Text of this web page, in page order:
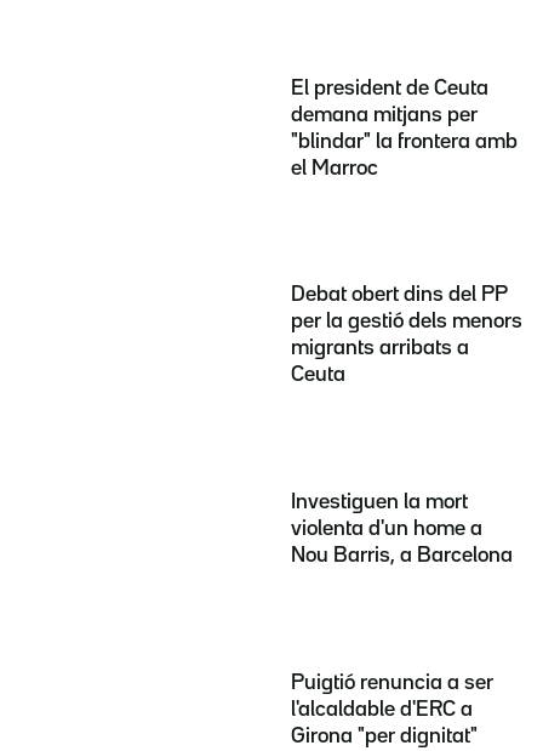
El president de Ceuta
demana mitjans per
"blindar" la frontera amb
el Marroc
Debat obert dins del PP
per la gestió dels menors
migrants arribats a
Ceuta
Investiguen la mort
violenta d'un home a
Nou Barris, a Barcelona
Puigtió renuncia a ser
l'alcaldable d'ERC a
Girona "per dignitat"